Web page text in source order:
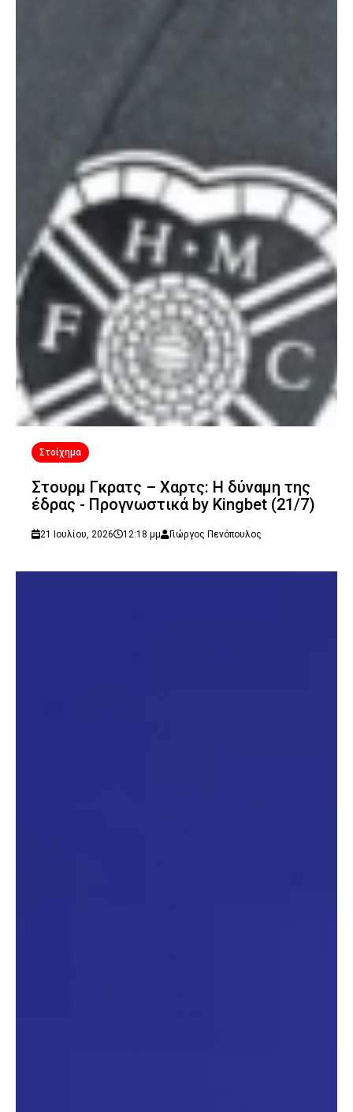
Στοίχημα
Στουρμ Γκρατς – Χαρτς: Η δύναμη της
έδρας - Προγνωστικά by Kingbet (21/7)
21 Ιουλίου, 2026 12:18 μμ Γιώργος Πενόπουλος